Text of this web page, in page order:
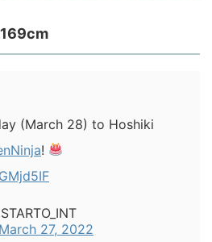
(March 28) to Hoshiki
!
March 27, 2022